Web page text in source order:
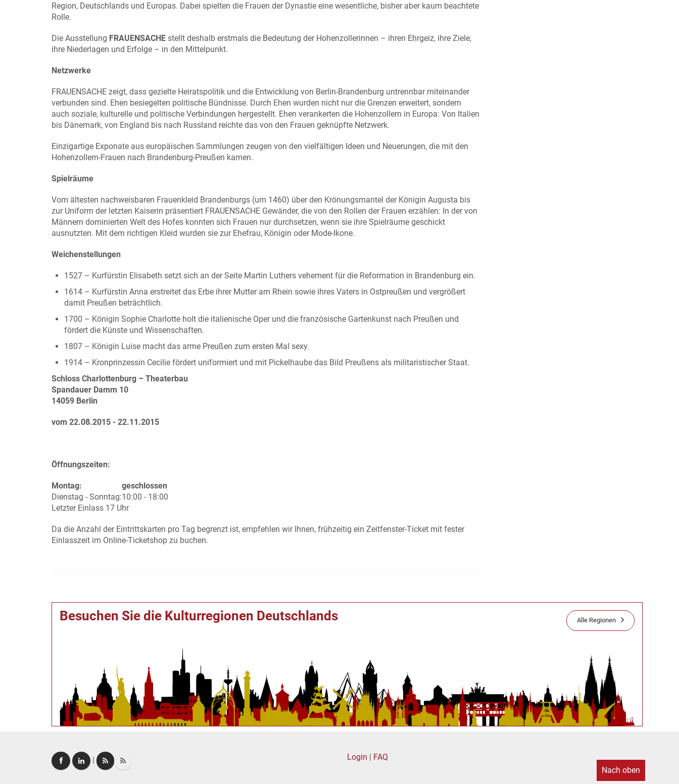
Region, Deutschlands und Europas. Dabei spielten die Frauen der Dynastie eine wesentliche, bisher aber kaum beachtete
Rolle.
Die Ausstellung FRAUENSACHE stellt deshalb erstmals die Bedeutung der Hohenzollerinnen – ihren Ehrgeiz, ihre Ziele,
ihre Niederlagen und Erfolge – in den Mittelpunkt.
Netzwerke
FRAUENSACHE zeigt, dass gezielte Heiratspolitik und die Entwicklung von Berlin-Brandenburg untrennbar miteinander
verbunden sind. Ehen besiegelten politische Bündnisse. Durch Ehen wurden nicht nur die Grenzen erweitert, sondern
auch soziale, kulturelle und politische Verbindungen hergestellt. Ehen verankerten die Hohenzollern in Europa: Von Italien
bis Dänemark, von England bis nach Russland reichte das von den Frauen geknüpfte Netzwerk.
Einzigartige Exponate aus europäischen Sammlungen zeugen von den vielfältigen Ideen und Neuerungen, die mit den
Hohenzollern-Frauen nach Brandenburg-Preußen kamen.
Spielräume
Vom ältesten nachweisbaren Frauenkleid Brandenburgs (um 1460) über den Krönungsmantel der Königin Augusta bis
zur Uniform der letzten Kaiserin präsentiert FRAUENSACHE Gewänder, die von den Rollen der Frauen erzählen: In der von
Männern dominierten Welt des Hofes konnten sich Frauen nur durchsetzen, wenn sie ihre Spielräume geschickt
ausnutzten. Mit dem richtigen Kleid wurden sie zur Ehefrau, Königin oder Mode-Ikone.
Weichenstellungen
1527 – Kurfürstin Elisabeth setzt sich an der Seite Martin Luthers vehement für die Reformation in Brandenburg ein.
1614 – Kurfürstin Anna erstreitet das Erbe ihrer Mutter am Rhein sowie ihres Vaters in Ostpreußen und vergrößert
damit Preußen beträchtlich.
1700 – Königin Sophie Charlotte holt die italienische Oper und die französische Gartenkunst nach Preußen und
fördert die Künste und Wissenschaften.
1807 – Königin Luise macht das arme Preußen zum ersten Mal sexy.
1914 – Kronprinzessin Cecilie fördert uniformiert und mit Pickelhaube das Bild Preußens als militaristischer Staat.
Schloss Charlottenburg – Theaterbau
Spandauer Damm 10
14059 Berlin
vom 22.08.2015 - 22.11.2015
Öffnungszeiten:
Montag:
geschlossen
Dienstag - Sonntag:10:00 - 18:00
Letzter Einlass 17 Uhr
Da die Anzahl der Eintrittskarten pro Tag begrenzt ist, empfehlen wir Ihnen, frühzeitig ein Zeitfenster-Ticket mit fester
Einlasszeit im Online-Ticketshop zu buchen.
Besuchen Sie die Kulturregionen Deutschlands Alle Regionen
Login | FAQ
Nach oben